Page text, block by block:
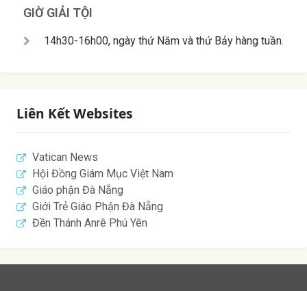
GIỜ GIẢI TỘI
14h30-16h00, ngày thứ Năm và thứ Bảy hàng tuần.
Liên Kết Websites
Vatican News
Hội Đồng Giám Mục Việt Nam
Giáo phận Đà Nẵng
Giới Trẻ Giáo Phận Đà Nẵng
Đền Thánh Anrê Phú Yên